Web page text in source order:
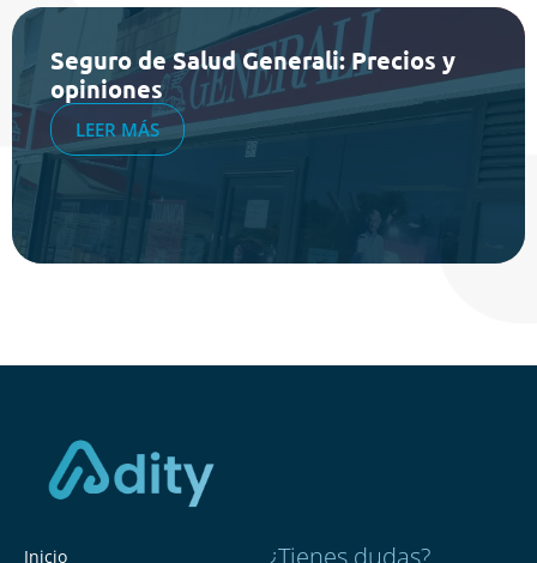
Seguro de Salud Generali: Precios y
opiniones
LEER MÁS
Inicio ¿Tienes dudas?